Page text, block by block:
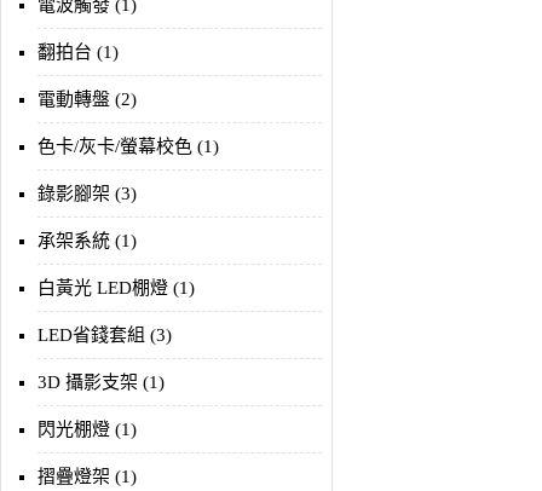
電波觸發 (1)
翻拍台 (1)
電動轉盤 (2)
色卡/灰卡/螢幕校色 (1)
錄影腳架 (3)
承架系統 (1)
白黃光 LED棚燈 (1)
LED省錢套組 (3)
3D 攝影支架 (1)
閃光棚燈 (1)
摺疊燈架 (1)